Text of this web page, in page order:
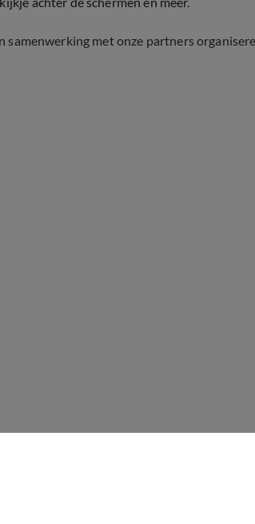
met onze partners